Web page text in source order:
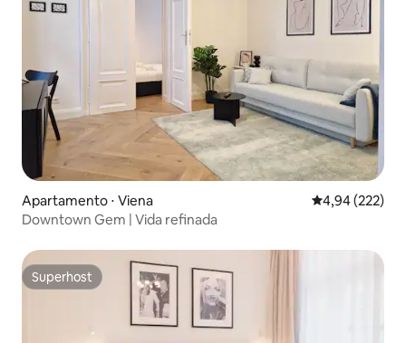
Apartamento ⋅ Viena 4,94 de uma
4,94 (222)
Downtown Gem | Vida refinada
Superhost
Superhost